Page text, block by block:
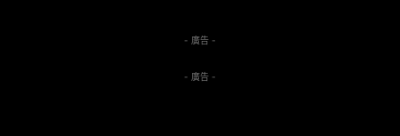
- 廣告 -
- 廣告 -